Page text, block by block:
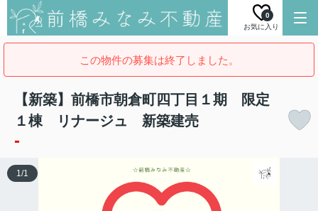
お気に入り
0
この物件の募集は終了しました。
【新築】前橋市朝倉町四丁目１期 限定
１棟 リナージュ 新築建売
-
1/1